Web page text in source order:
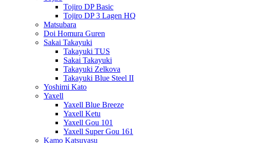
Tojiro DP Basic
Tojiro DP 3 Lagen HQ
Matsubara
Doi Homura Guren
Sakai Takayuki
Takayuki TUS
Sakai Takayuki
Takayuki Zelkova
Takayuki Blue Steel II
Yoshimi Kato
Yaxell
Yaxell Blue Breeze
Yaxell Ketu
Yaxell Gou 101
Yaxell Super Gou 161
Kamo Katsuyasu